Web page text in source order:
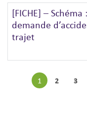
[FICHE] –
demande
trajet
1 2 3